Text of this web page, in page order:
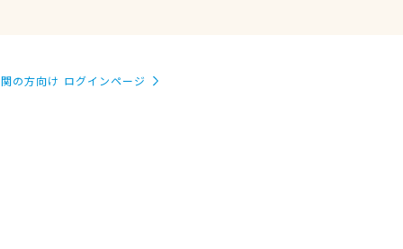
の方向け ログインページ